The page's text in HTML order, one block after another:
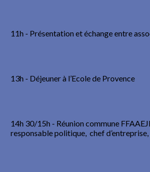
11h - Présentation et échange entre
13h - Déjeuner à l’Ecole de Provence
14h 30/15h - Réunion commune
responsable politique, chef d’entreprise,